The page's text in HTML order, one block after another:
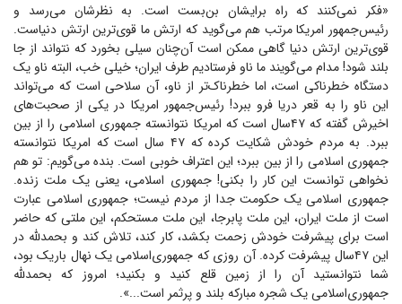
«فکر نمی‌کنند که راه برایشان بن‌بست است. به نظرشان می‌رسد و
رئیس‌جمهور امریکا مرتب هم می‌گوید که ارتش ما قوی‌ترین ارتش دنیاست.
قوی‌ترین ارتش دنیا گاهی ممکن است آن‌چنان سیلی بخورد که نتواند از جا
بلند شود! مدام می‌گویند ما ناو فرستادیم طرف ایران؛ خیلی خب، البته ناو یک
دستگاه خطرناکی است، اما خطرناک‌تر از ناو، آن سلاحی است که می‌تواند
این ناو را به قعر دریا فرو ببرد! رئیس‌جمهور امریکا در یکی از صحبت‌های
اخیرش گفته که ۴۷سال است که امریکا نتوانسته جمهوری اسلامی را از بین
ببرد. به مردم خودش شکایت کرده که ۴۷ سال است که امریکا نتوانسته
جمهوری اسلامی را از بین ببرد؛ این اعتراف خوبی است. بنده می‌گویم: تو هم
نخواهی توانست این کار را بکنی! جمهوری اسلامی، یعنی یک ملت زنده.
جمهوری اسلامی یک حکومت جدا از مردم نیست؛ جمهوری اسلامی عبارت
است از ملت ایران، این ملت پابرجا، این ملت مستحکم، این ملتی که حاضر
است برای پیشرفت خودش زحمت بکشد، کار کند، تلاش کند و بحمدلله در
این ۴۷سال پیشرفت کرده. آن روزی که جمهوری‌اسلامی یک نهال باریک بود،
شما نتوانستید آن را از زمین قلع کنید و بکنید؛ امروز که بحمدلله
جمهوری‌اسلامی یک شجره مبارکه بلند و پرثمر است...».